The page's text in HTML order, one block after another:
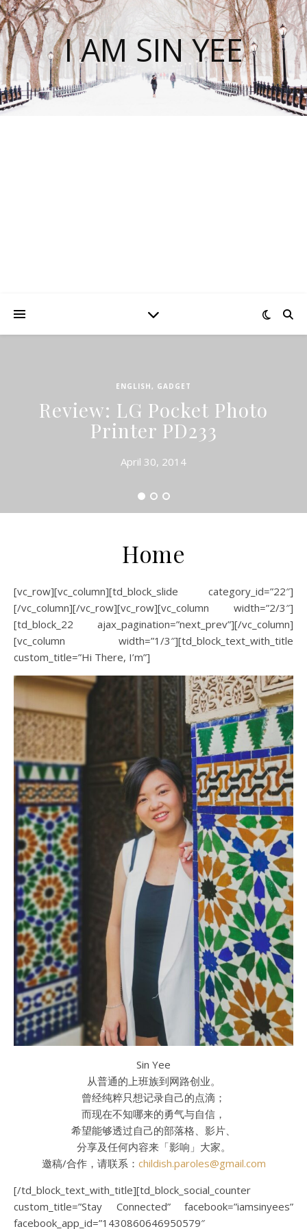
I AM SIN YEE
ENGLISH , GADGET
Review: LG Pocket Photo
Printer PD233
April 30, 2014
Home
[vc_row][vc_column][td_block_slide category_id=”22″]
[/vc_column][/vc_row][vc_row][vc_column width=”2/3″]
[td_block_22 ajax_pagination=”next_prev”][/vc_column]
[vc_column width=”1/3″][td_block_text_with_title
custom_title=”Hi There, I’m”]
Sin Yee
从普通的上班族到网路创业。
曾经纯粹只想记录自己的点滴；
而现在不知哪来的勇气与自信，
希望能够透过自己的部落格、影片、
分享及任何内容来「影响」大家。
邀稿/合作，请联系： childish.paroles@gmail.com
[/td_block_text_with_title][td_block_social_counter
custom_title=”Stay Connected” facebook=”iamsinyees”
facebook_app_id=”1430860646950579″